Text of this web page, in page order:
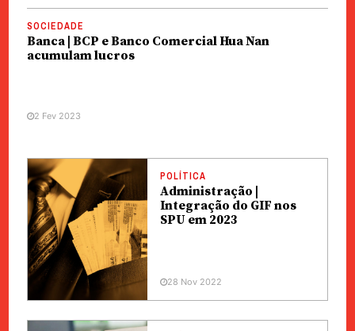
SOCIEDADE
Banca | BCP e Banco Comercial Hua Nan
acumulam lucros
2 Fev 2023
POLÍTICA
Administração |
Integração do GIF nos
SPU em 2023
28 Nov 2022